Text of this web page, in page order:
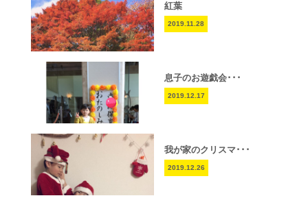
紅葉
2019.11.28
息子のお遊戯会･･･
2019.12.17
我が家のクリスマ･･･
2019.12.26